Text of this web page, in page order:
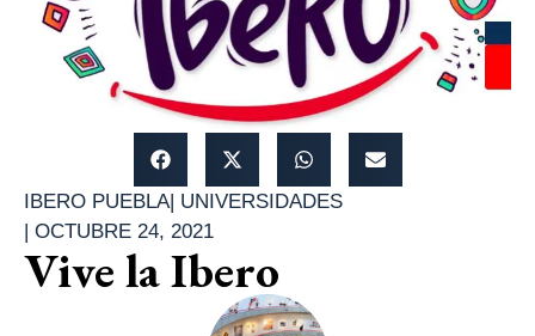
IBERO PUEBLA| UNIVERSIDADES
| OCTUBRE 24, 2021
Vive la Ibero